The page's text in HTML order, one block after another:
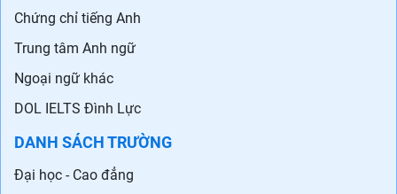
Chứng chỉ tiếng Anh
Trung tâm Anh ngữ
Ngoại ngữ khác
DOL IELTS Đình Lực
DANH SÁCH TRƯỜNG
Đại học - Cao đẳng